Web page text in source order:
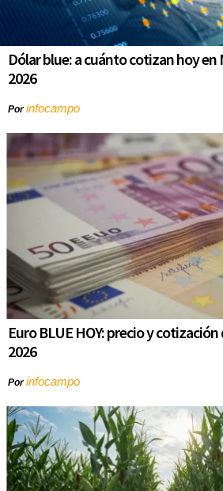
Dólar blue: a cuánto cotizan hoy
2026
Porinfocampo
Euro BLUE HOY: precio y
2026
Porinfocampo